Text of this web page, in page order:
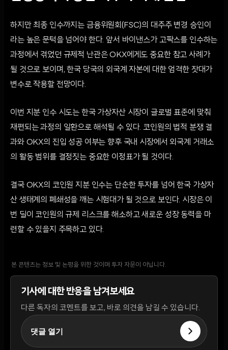
하지만 최종 인수까지는 금융위원회(FSC)의 대주주 변경 승인이
라는 높은 문턱을 넘어야 한다. 앞서 바이낸스가 고팍스를 인수하는
과정에서 겪었던 규제적 난관은 OKX에게도 중요한 참고 사례가
될 것으로 보이며, 한국 당국의 외국계 자본에 대한 엄격한 잣대가
변수로 작용할 전망이다.
이번 지분 인수 시도는 한국 가상자산 시장이 글로벌 표준에 맞춰
재편되는 과정의 일환으로 해석될 수 있다. 코인원의 법적 분쟁 결
과와 OKX의 진입 성공 여부는 향후 국내 시장에서 외국계 거래소
의 활동 범위를 결정짓는 중요한 이정표가 될 것이다.
결국 OKX의 코인원 지분 인수는 단순한 투자를 넘어 한국 가상자
산 생태계의 폐쇄성을 깨는 시험대가 될 것으로 보인다. 시장은 이
번 딜이 코인원의 규제 리스크를 해소하고 새로운 성장 동력을 마
련할 수 있을지 주목하고 있다.
본 콘텐츠는 정보 및 논평을 위한 것이며 투자 자문이 아닙니다.
기사에 대한 반응을 남겨보세요
다른 독자의 코멘트를 보고, 바로 의견을 남길 수 있습니다.
댓글 열기